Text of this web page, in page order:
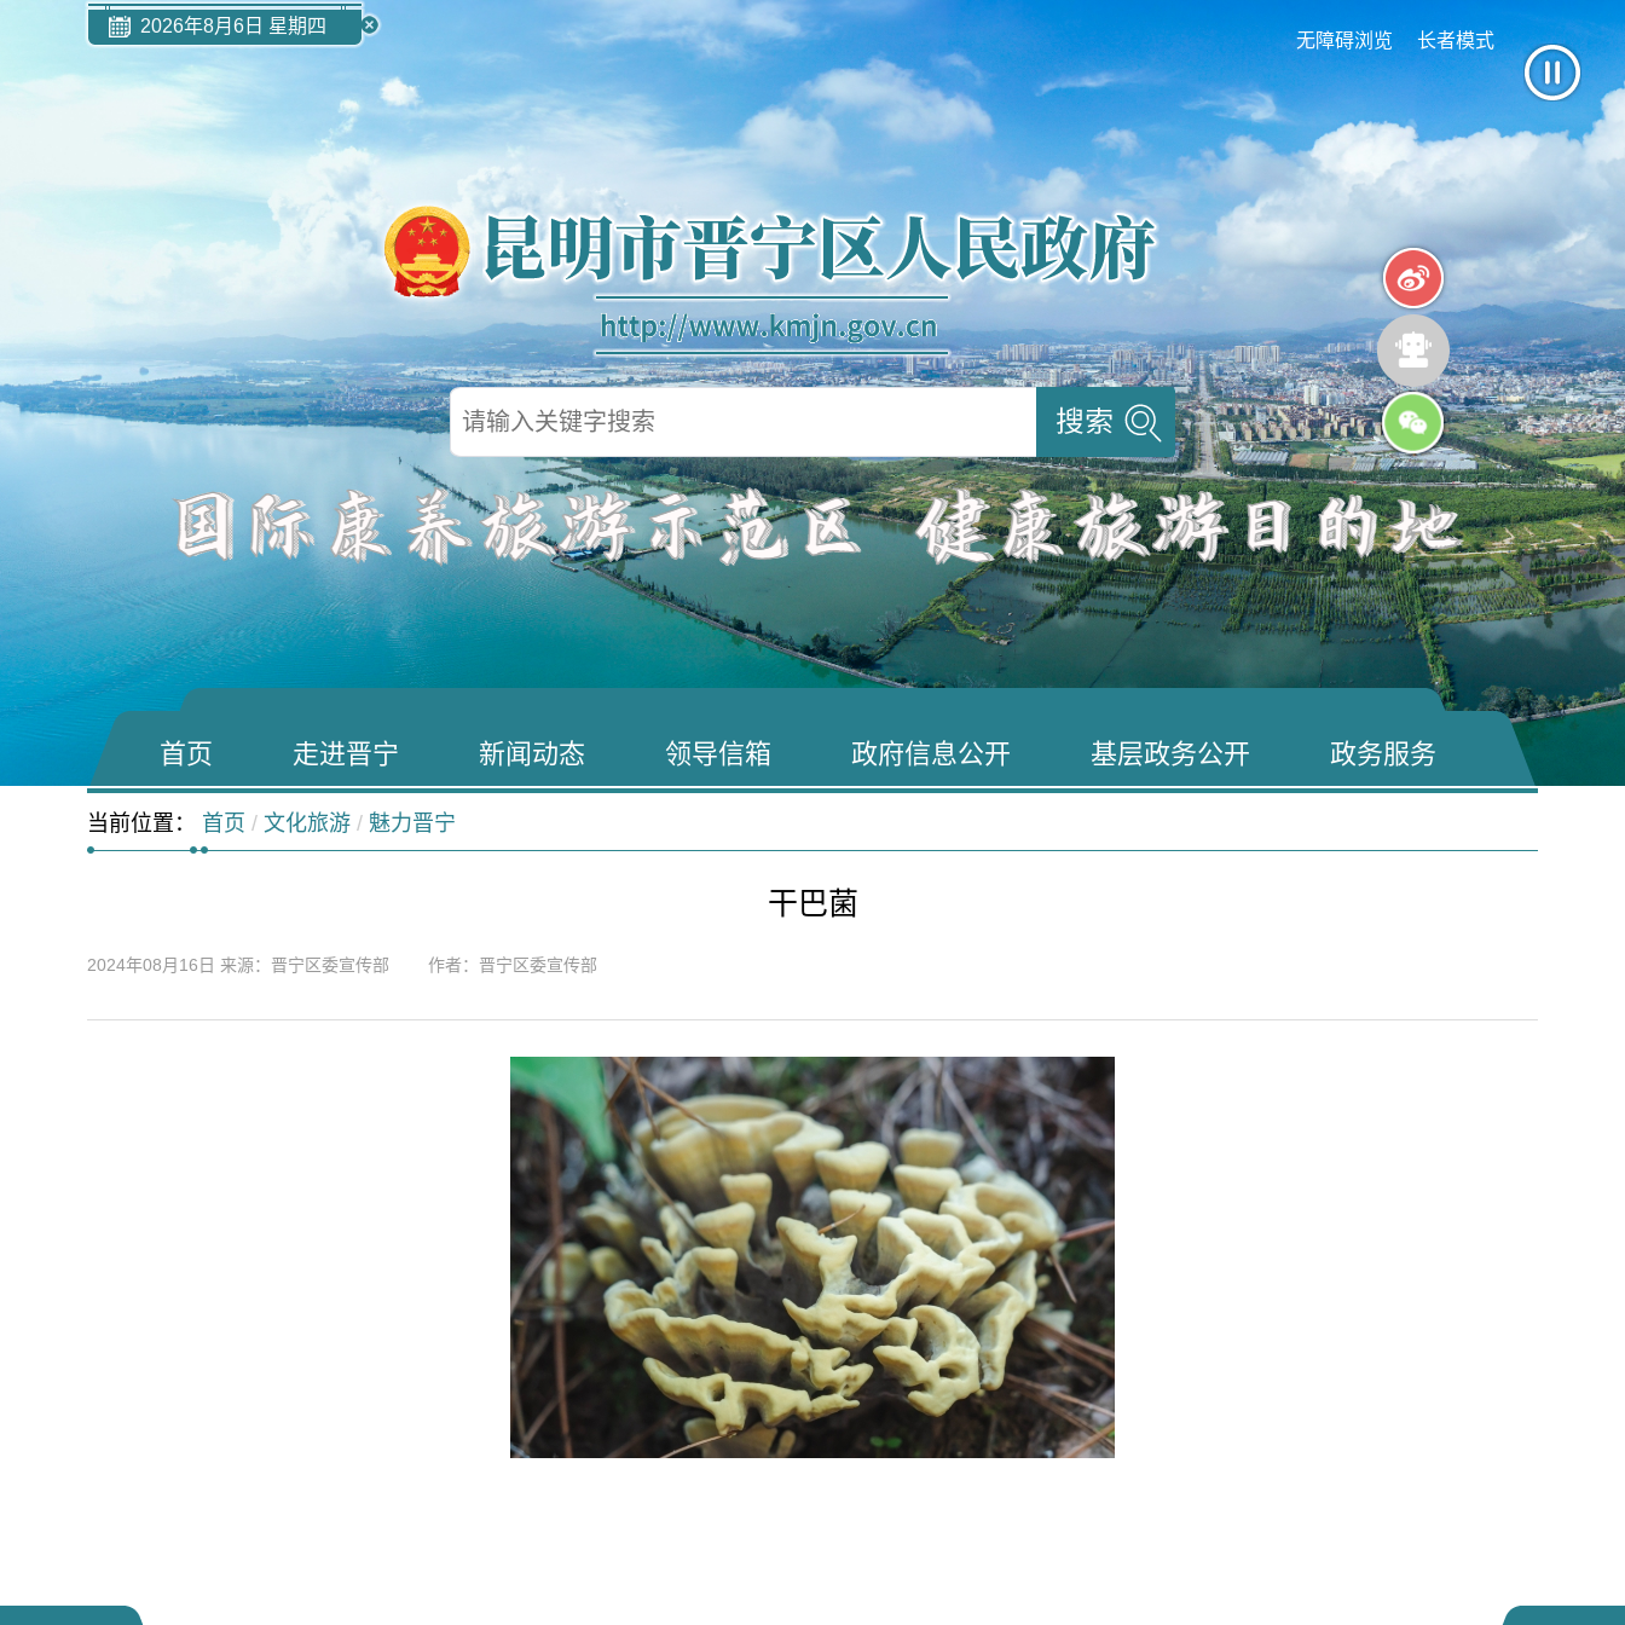
无障碍浏览 长者模式
2026年8月6日 星期四
首页 走进晋宁 新闻动态 领导信箱 政府信息公开 基层政务公开 政务服务
当前位置： 首页 / 文化旅游 / 魅力晋宁
干巴菌
2024年08月16日 来源：晋宁区委宣传部 作者：晋宁区委宣传部